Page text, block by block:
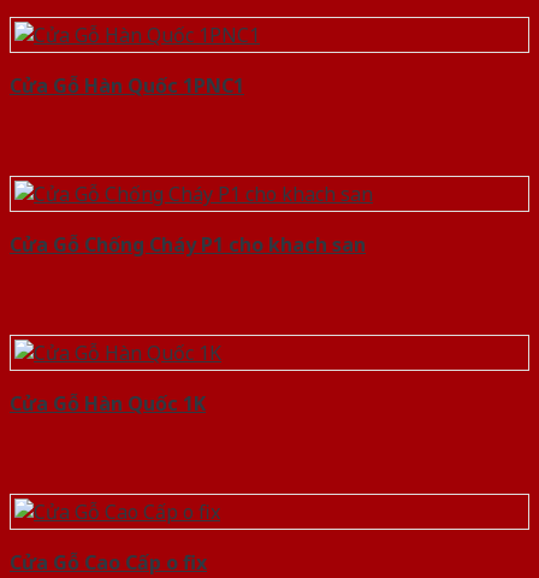
Cửa Gỗ Hàn Quốc 1PNC1
Cửa Gỗ Chống Cháy P1 cho khach san
Cửa Gỗ Hàn Quốc 1K
Cửa Gỗ Cao Cấp o fix